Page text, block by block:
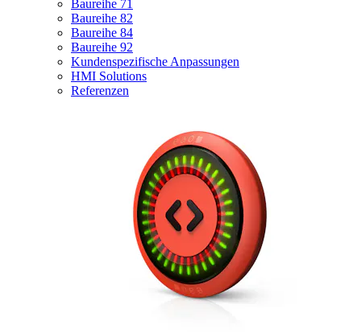
Baureihe 71
Baureihe 82
Baureihe 84
Baureihe 92
Kundenspezifische Anpassungen
HMI Solutions
Referenzen